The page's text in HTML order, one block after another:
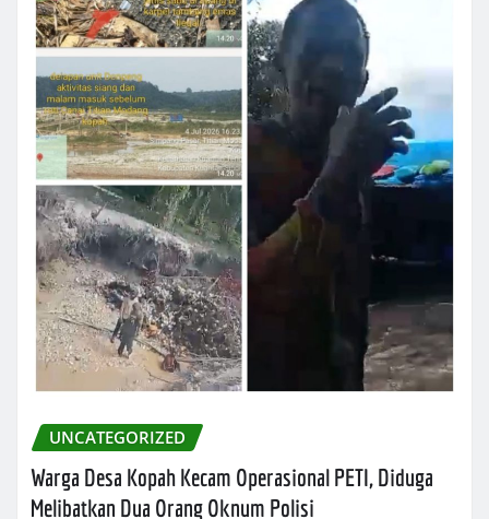
UNCATEGORIZED
Warga Desa Kopah Kecam Operasional PETI, Diduga
Melibatkan Dua Orang Oknum Polisi